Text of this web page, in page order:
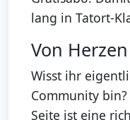
lang in Tatort-
Von Herzen
Wisst ihr
Community
Seite ist eine